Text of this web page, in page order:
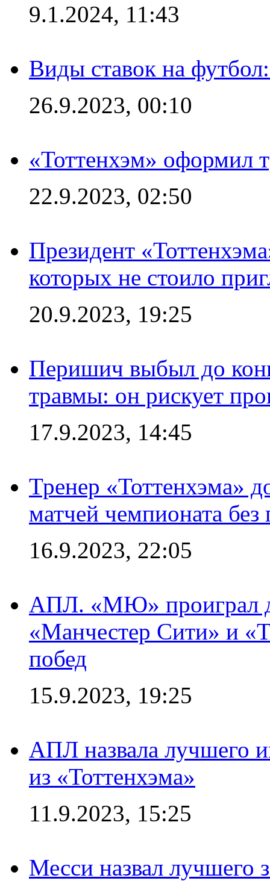
9.1.2024, 11:43
Виды ставок на
26.9.2023, 00:10
«Тоттенхэм» оформил
22.9.2023, 02:50
Президент
которых не стоило
20.9.2023, 19:25
Перишич выбыл до
травмы: он рискует
17.9.2023, 14:45
Тренер «Тоттенхэма»
матчей чемпионата
16.9.2023, 22:05
АПЛ. «МЮ» проиграл
«Манчестер Сити» и
побед
15.9.2023, 19:25
АПЛ назвала лучшего
из «Тоттенхэма»
11.9.2023, 15:25
Месси назвал лучшего